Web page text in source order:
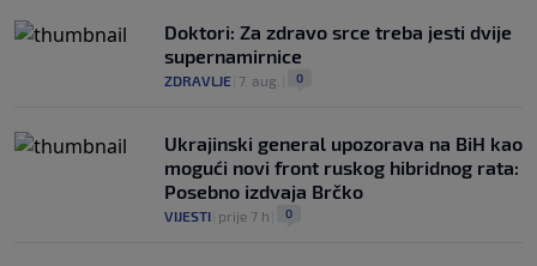
Doktori: Za zdravo srce treba jesti dvije
supernamirnice
ZDRAVLJE 7. aug. 0
Ukrajinski general upozorava na BiH kao
mogući novi front ruskog hibridnog rata:
Posebno izdvaja Brčko
VIJESTI prije 7 h 0